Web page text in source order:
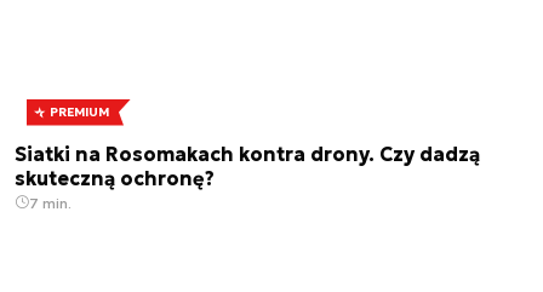
PREMIUM
Siatki na Rosomakach kontra drony. Czy dadzą
skuteczną ochronę?
7 min.